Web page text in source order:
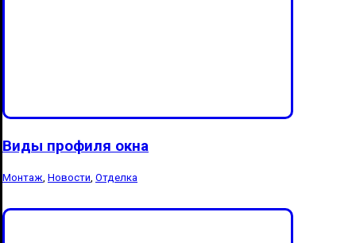
Виды профиля окна
Монтаж, Новости, Отделка